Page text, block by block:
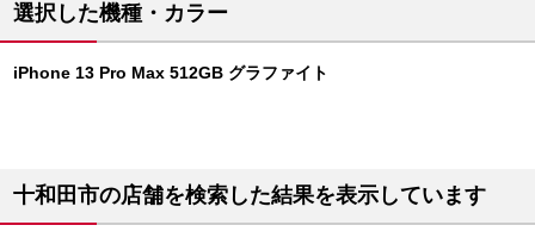
選択した機種・カラー
iPhone 13 Pro Max 512GB グラファイト
十和田市の店舗を検索した結果を表示しています